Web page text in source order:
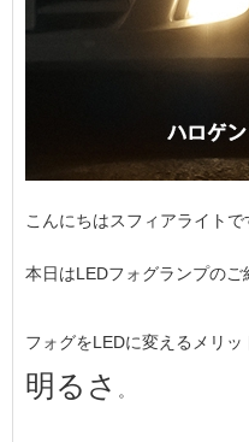
こんにちはスフィアライトで
本日はLEDフォグランプのご
フォグをLEDに変えるメリッ
明るさ 。